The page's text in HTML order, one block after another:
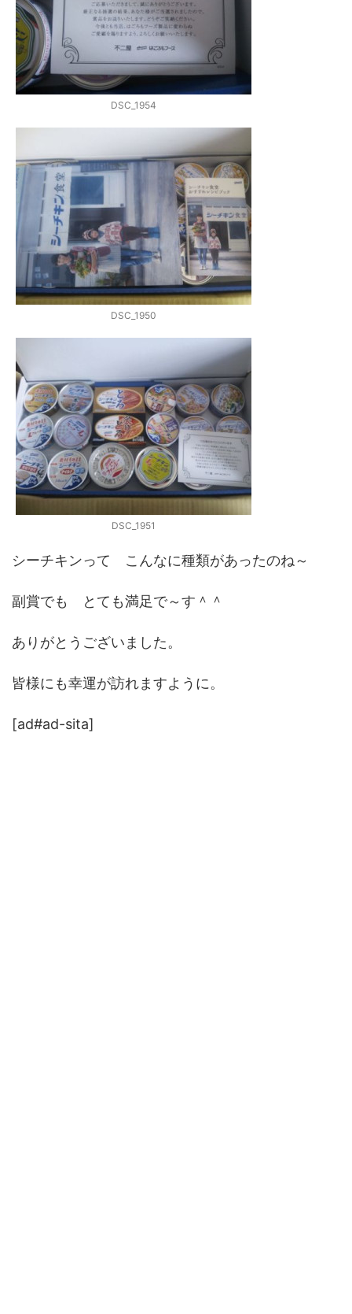
DSC_1954
DSC_1950
DSC_1951
シーチキンって こんなに種類があったのね～
副賞でも とても満足で～す＾＾
ありがとうございました。
皆様にも幸運が訪れますように。
[ad#ad-sita]